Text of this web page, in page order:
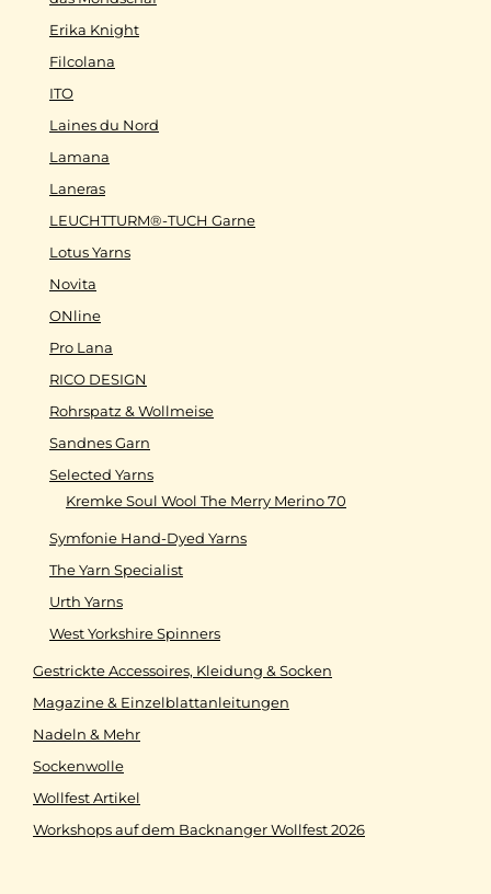
Erika Knight
Filcolana
ITO
Laines du Nord
Lamana
Laneras
LEUCHTTURM®-TUCH Garne
Lotus Yarns
Novita
ONline
Pro Lana
RICO DESIGN
Rohrspatz & Wollmeise
Sandnes Garn
Selected Yarns
Kremke Soul Wool The Merry Merino 70
Symfonie Hand-Dyed Yarns
The Yarn Specialist
Urth Yarns
West Yorkshire Spinners
Gestrickte Accessoires, Kleidung & Socken
Magazine & Einzelblattanleitungen
Nadeln & Mehr
Sockenwolle
Wollfest Artikel
Workshops auf dem Backnanger Wollfest 2026